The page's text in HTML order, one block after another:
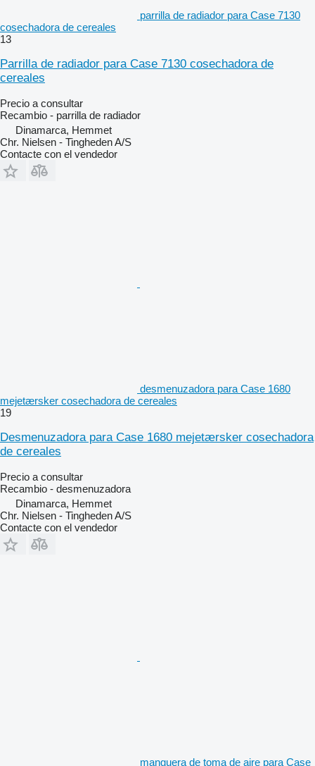
parrilla de radiador para Case 7130
cosechadora de cereales
13
Parrilla de radiador para Case 7130 cosechadora de
cereales
Precio a consultar
Recambio - parrilla de radiador
Dinamarca, Hemmet
Chr. Nielsen - Tingheden A/S
Contacte con el vendedor
desmenuzadora para Case 1680
mejetærsker cosechadora de cereales
19
Desmenuzadora para Case 1680 mejetærsker cosechadora
de cereales
Precio a consultar
Recambio - desmenuzadora
Dinamarca, Hemmet
Chr. Nielsen - Tingheden A/S
Contacte con el vendedor
manguera de toma de aire para Case